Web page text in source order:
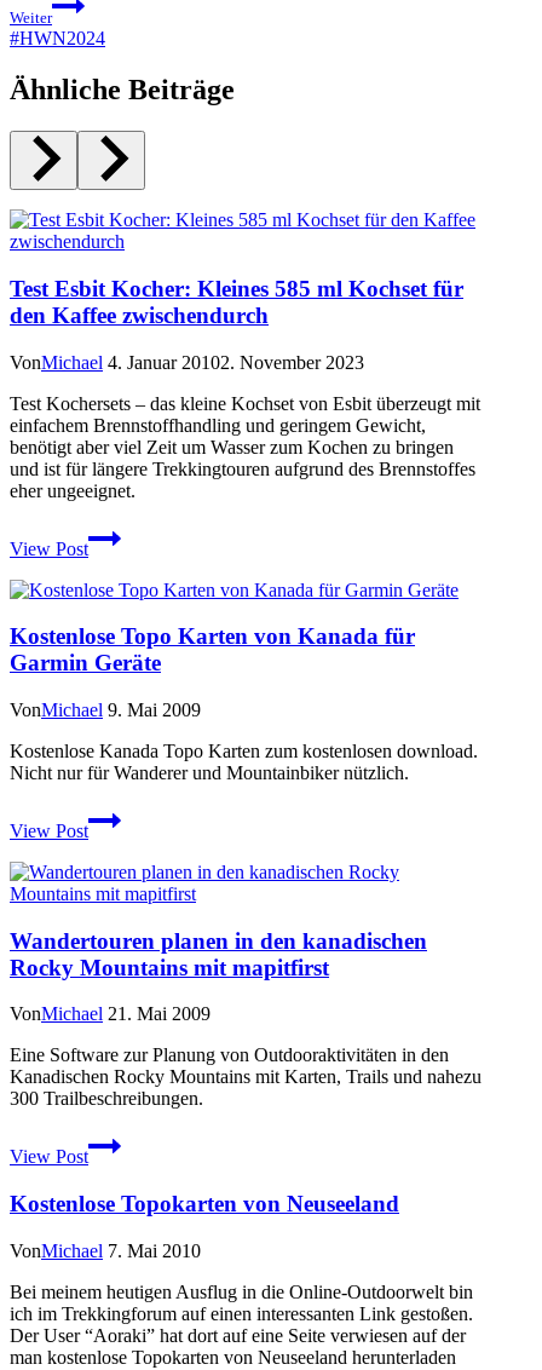
Weiter
#HWN2024
Ähnliche Beiträge
Test Esbit Kocher: Kleines 585 ml Kochset für
den Kaffee zwischendurch
VonMichael 4. Januar 20102. November 2023
Test Kochersets – das kleine Kochset von Esbit überzeugt mit
einfachem Brennstoffhandling und geringem Gewicht,
benötigt aber viel Zeit um Wasser zum Kochen zu bringen
und ist für längere Trekkingtouren aufgrund des Brennstoffes
eher ungeeignet.
View Post
Test
Esbit
Kleines
ml
Kochset
den
zwischendurch
Kostenlose Topo Karten von Kanada für
Garmin Geräte
VonMichael 9. Mai 2009
Kostenlose Kanada Topo Karten zum kostenlosen download.
Nicht nur für Wanderer und Mountainbiker nützlich.
View Post
Kostenlose
Topo
von
Kanada
Garmin
Geräte
Wandertouren planen in den kanadischen
Rocky Mountains mit mapitfirst
VonMichael 21. Mai 2009
Eine Software zur Planung von Outdooraktivitäten in den
Kanadischen Rocky Mountains mit Karten, Trails und nahezu
300 Trailbeschreibungen.
View Post
Wandertouren
planen
den
Rocky
mit
mapitfirst
Kostenlose Topokarten von Neuseeland
VonMichael 7. Mai 2010
Bei meinem heutigen Ausflug in die Online-Outdoorwelt bin
ich im Trekkingforum auf einen interessanten Link gestoßen.
Der User “Aoraki” hat dort auf eine Seite verwiesen auf der
man kostenlose Topokarten von Neuseeland herunterladen